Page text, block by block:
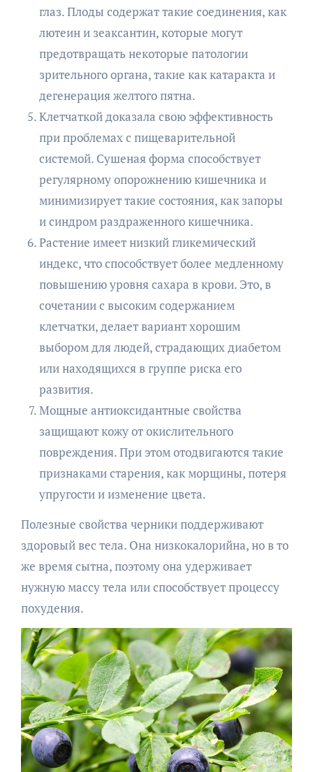
глаз. Плоды содержат такие соединения, как
лютеин и зеаксантин, которые могут
предотвращать некоторые патологии
зрительного органа, такие как катаракта и
дегенерация желтого пятна.
Клетчаткой доказала свою эффективность
при проблемах с пищеварительной
системой. Сушеная форма способствует
регулярному опорожнению кишечника и
минимизирует такие состояния, как запоры
и синдром раздраженного кишечника.
Растение имеет низкий гликемический
индекс, что способствует более медленному
повышению уровня сахара в крови. Это, в
сочетании с высоким содержанием
клетчатки, делает вариант хорошим
выбором для людей, страдающих диабетом
или находящихся в группе риска его
развития.
Мощные антиоксидантные свойства
защищают кожу от окислительного
повреждения. При этом отодвигаются такие
признаками старения, как морщины, потеря
упругости и изменение цвета.
Полезные свойства черники поддерживают
здоровый вес тела. Она низкокалорийна, но в то
же время сытна, поэтому она удерживает
нужную массу тела или способствует процессу
похудения.